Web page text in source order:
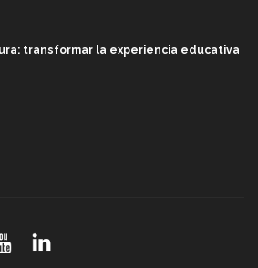
transformar la experiencia educativa